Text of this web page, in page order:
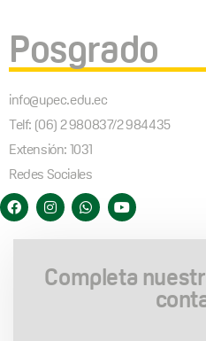
Posgrado
info@upec.edu.ec
Telf: (06) 2 980837/2 984435
Extensión: 1031
Redes Sociales
Completa